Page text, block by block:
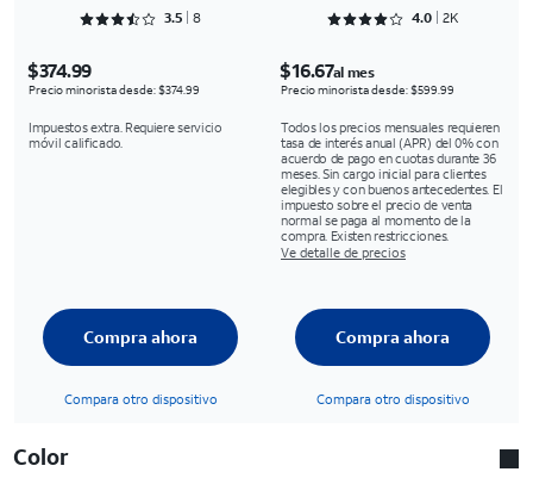
Rated 3.5 out of 5
3.5 8 Rated 4.0757 out of 5
4.0 2K
$374.99
Precio minorista desde: $374.99
Impuestos extra. Requiere servicio
móvil calificado.
$16.67al mes
Precio minorista desde: $599.99
Todos los precios mensuales requieren
tasa de interés anual (APR) del 0% con
acuerdo de pago en cuotas durante 36
meses. Sin cargo inicial para clientes
elegibles y con buenos antecedentes. El
impuesto sobre el precio de venta
normal se paga al momento de la
compra. Existen restricciones.
Ve detalle de precios
Compra ahora
Compara otro dispositivo
Compra ahora
Compara otro dispositivo
Color